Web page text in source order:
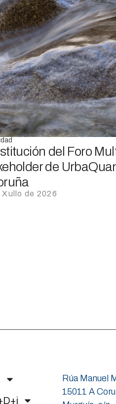
del Foro
de
Xullo de 2026
Rúa Manuel
15011 A